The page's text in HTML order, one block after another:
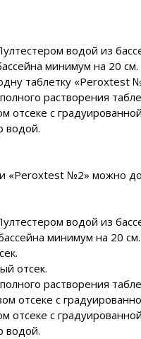
водой из
минимум на 20 см.
таблетку «Peroxtest
растворения
отсеке с
водой.
№2» можно
водой из
минимум на 20 см.
отсек.
растворения
отсеке с
отсеке с
водой.